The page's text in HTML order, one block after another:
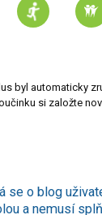
byl automaticky
si založte
se o blog
a nemusí